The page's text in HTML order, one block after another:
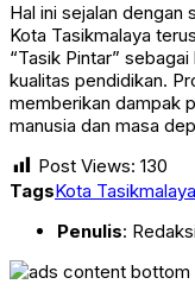
Hal ini sejalan dengan
Kota Tasikmalaya
“Tasik Pintar”
kualitas pendidikan.
memberikan dampak
manusia dan masa
Post Views: 130
TagsKota Tasikmalaya
Penulis: